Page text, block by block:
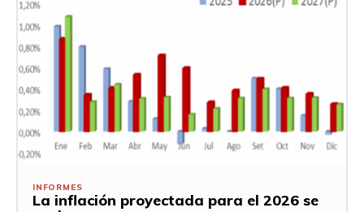
INFORMES
La inflación proyectada para el 2026 se